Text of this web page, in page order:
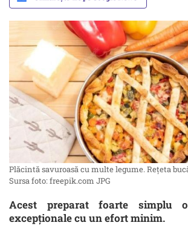
Plăcintă savuroasă cu multe legume. Rețeta
Sursa foto: freepik.com JPG
Acest preparat foarte simplu
excepționale cu un efort minim.